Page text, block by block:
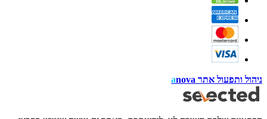
ניהול ותפעול אתר anova